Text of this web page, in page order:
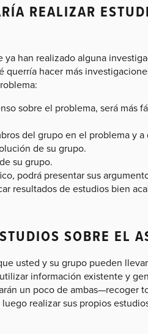
REALIZAR
ya han realizado alguna
querría hacer más
sobre el problema, será más
del grupo en el problema y
de su grupo.
su grupo.
podrá presentar sus
resultados de estudios bien
SOBRE EL
usted y su grupo pueden
información existente y
un poco de ambas—recoger
realizar sus propios